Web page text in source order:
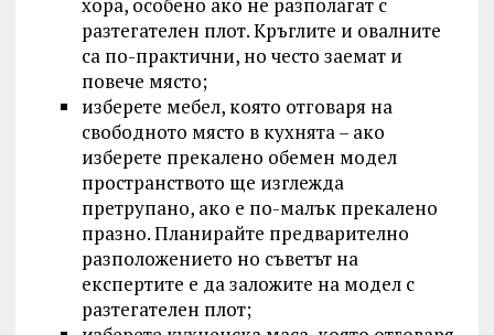
хора, особено ако не разполагат с
разтегателен плот. Кръглите и овалните
са по-практични, но често заемат и
повече място;
изберете мебел, която отговаря на
свободното място в кухнята – ако
изберете прекалено обемен модел
пространството ще изглежда
претрупано, ако е по-малък прекалено
празно. Планирайте предварително
разположението но съветът на
експертите е да заложите на модел с
разтегателен плот;